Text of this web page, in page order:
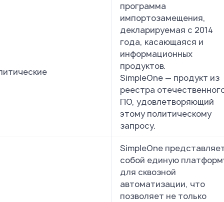
программа
импортозамещения,
декларируемая с 2014
года, касающаяся и
информационных
продуктов.
SimpleOne — продукт из
реестра
ПО, удовлетворяющий
этому политическому
запросу.
SimpleOne
собой единую
для сквозной
автоматизации, что
позволяет не только